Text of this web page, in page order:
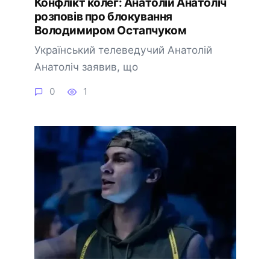
розповів про блокування
Володимиром Остапчуком
Український телеведучий Анатолій
Анатоліч заявив, що
0 1